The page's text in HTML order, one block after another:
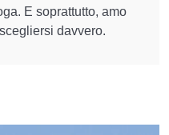
E soprattutto, amo
davvero.